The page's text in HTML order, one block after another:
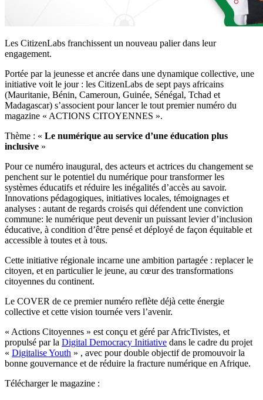
Les CitizenLabs franchissent un nouveau palier dans leur
engagement.
Portée par la jeunesse et ancrée dans une dynamique collective, une
initiative voit le jour : les CitizenLabs de sept pays africains
(Mauritanie, Bénin, Cameroun, Guinée, Sénégal, Tchad et
Madagascar) s’associent pour lancer le tout premier numéro du
magazine « ACTIONS CITOYENNES ».
Thème : « Le numérique au service d’une éducation plus
inclusive »
Pour ce numéro inaugural, des acteurs et actrices du changement se
penchent sur le potentiel du numérique pour transformer les
systèmes éducatifs et réduire les inégalités d’accès au savoir.
Innovations pédagogiques, initiatives locales, témoignages et
analyses : autant de regards croisés qui défendent une conviction
commune: le numérique peut devenir un puissant levier d’inclusion
éducative, à condition d’être pensé et déployé de façon équitable et
accessible à toutes et à tous.
Cette initiative régionale incarne une ambition partagée : replacer le
citoyen, et en particulier le jeune, au cœur des transformations
citoyennes du continent.
Le COVER de ce premier numéro reflète déjà cette énergie
collective et cette vision tournée vers l’avenir.
« Actions Citoyennes » est conçu et géré par AfricTivistes, et
propulsé par la Digital Democracy Initiative dans le cadre du projet
« Digitalise Youth » , avec pour double objectif de promouvoir la
bonne gouvernance et de réduire la fracture numérique en Afrique.
Télécharger le magazine :